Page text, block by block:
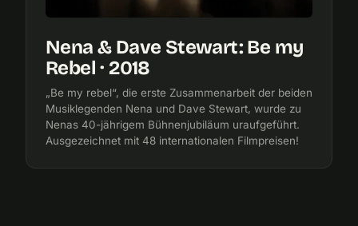
Nena & Dave Stewart: Be my
Rebel · 2018
„Be my rebel“, die erste Zusammenarbeit der beiden
Musiklegenden Nena und Dave Stewart, wurde zu
Nenas 40-jährigem Bühnenjubiläum uraufgeführt.
Ausgezeichnet mit 48 internationalen Filmpreisen!